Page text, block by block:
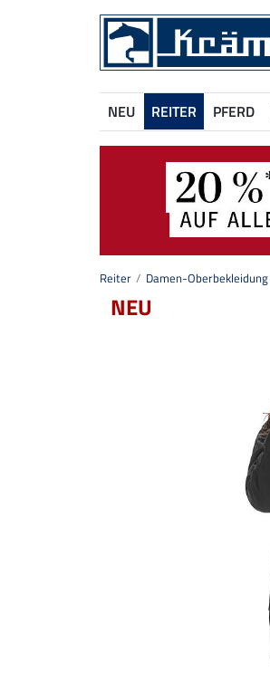
NEU REITER PFERD
Reiter Damen-Oberbekleidung
NEU